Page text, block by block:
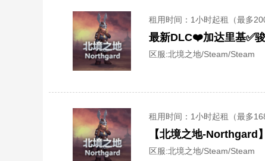
租用时间 ：1小时起租（最多
最新DLC❤️加达里基✅
区服:北境之地/Steam/Steam
租用时间 ：1小时起租（最多
【北境之地-Northgard
区服:北境之地/Steam/Steam